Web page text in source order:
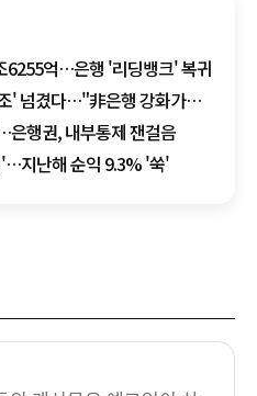
6255억…은행 '리딩뱅크' 복귀
' 넘겼다…"非은행 강화가
행권, 내부통제 잰걸음
지난해 순익 9.3% '쑥'